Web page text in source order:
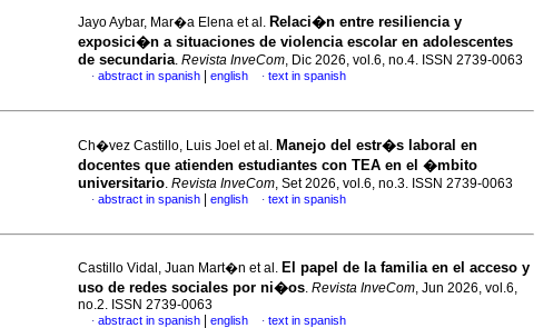
Jayo Aybar, Mar�a Elena et al. Relaci�n entre resiliencia y
exposici�n a situaciones de violencia escolar en adolescentes
de secundaria. Revista InveCom, Dic 2026, vol.6, no.4. ISSN 2739-0063
· abstract in spanish english · text in spanish
Ch�vez Castillo, Luis Joel et al. Manejo del estr�s laboral en
docentes que atienden estudiantes con TEA en el �mbito
universitario. Revista InveCom, Set 2026, vol.6, no.3. ISSN 2739-0063
· abstract in spanish english · text in spanish
Castillo Vidal, Juan Mart�n et al. El papel de la familia en el acceso y
uso de redes sociales por ni�os. Revista InveCom, Jun 2026, vol.6,
no.2. ISSN 2739-0063
· abstract in spanish english · text in spanish